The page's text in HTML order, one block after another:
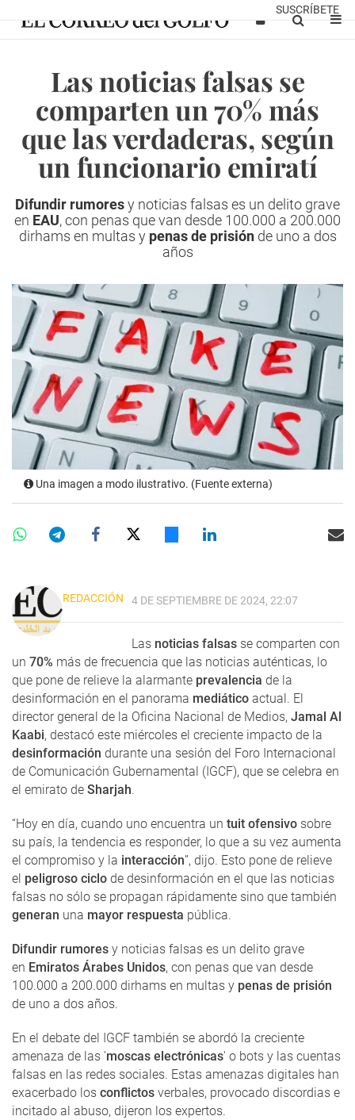
SUSCRÍBETE
Las noticias falsas se
comparten un 70% más
que las verdaderas, según
un funcionario emiratí
Difundir rumoresy noticias falsas es un delito grave
en EAU, con penas que van desde 100.000 a 200.000
dirhams en multas y penas de prisiónde uno a dos
años
Una imagen a modo ilustrativo. (Fuente externa)
REDACCIÓN 4 DE SEPTIEMBRE DE 2024, 22:07
Las noticias falsas se comparten con
un 70% más de frecuencia que las noticias auténticas, lo
que pone de relieve la alarmante prevalencia de la
desinformación en el panorama mediático actual. El
director general de la Oficina Nacional de Medios, Jamal Al
Kaabi, destacó este miércoles el creciente impacto de la
desinformación durante una sesión del Foro Internacional
de Comunicación Gubernamental (IGCF), que se celebra en
el emirato de Sharjah.
“Hoy en día, cuando uno encuentra un tuit ofensivo sobre
su país, la tendencia es responder, lo que a su vez aumenta
el compromiso y la interacción”, dijo. Esto pone de relieve
el peligroso ciclo de desinformación en el que las noticias
falsas no sólo se propagan rápidamente sino que también
generan una mayor respuesta pública.
Difundir rumores y noticias falsas es un delito grave
en Emiratos Árabes Unidos, con penas que van desde
100.000 a 200.000 dirhams en multas y penas de prisión
de uno a dos años.
En el debate del IGCF también se abordó la creciente
amenaza de las 'moscas electrónicas' o bots y las cuentas
falsas en las redes sociales. Estas amenazas digitales han
exacerbado los conflictos verbales, provocado discordias e
incitado al abuso, dijeron los expertos.